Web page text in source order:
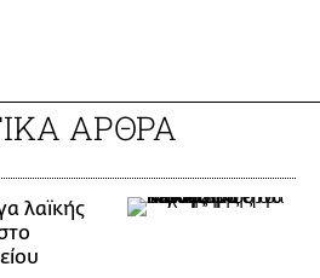
ΑΡΘΡΑ
λαϊκής